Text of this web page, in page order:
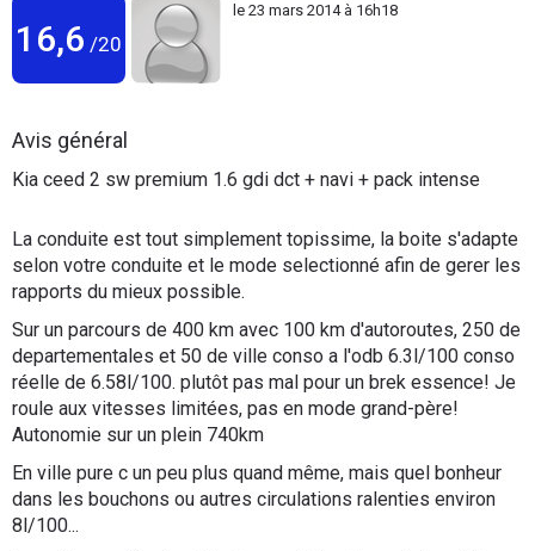
Utilitaires
Flottes
Services
Forum
Moto
Marques
16,6 /20
le 23 mars 2014 à 16h18
Avis général
Kia ceed 2 sw premium 1.6 gdi dct + navi + pack intense
La conduite est tout simplement topissime, la boite s'adapte
selon votre conduite et le mode selectionné afin de gerer les
rapports du mieux possible.
Sur un parcours de 400 km avec 100 km d'autoroutes, 250 de
departementales et 50 de ville conso a l'odb 6.3l/100 conso
réelle de 6.58l/100. plutôt pas mal pour un brek essence! Je
roule aux vitesses limitées, pas en mode grand-père!
Autonomie sur un plein 740km
En ville pure c un peu plus quand même, mais quel bonheur
dans les bouchons ou autres circulations ralenties environ
8l/100...